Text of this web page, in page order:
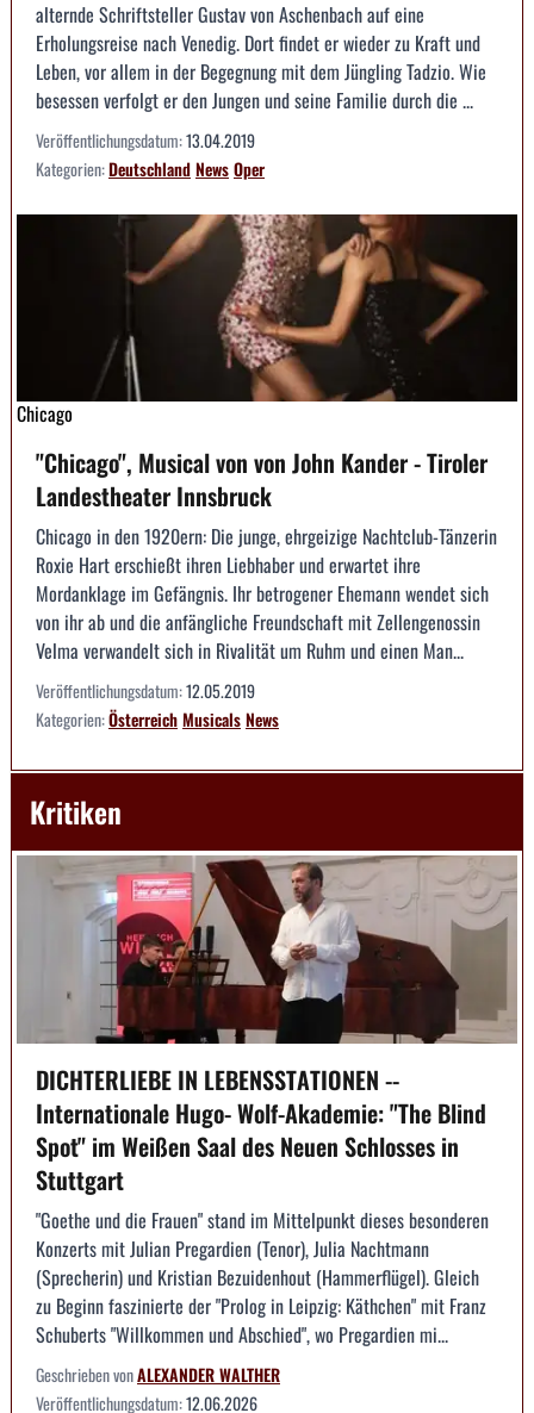
alternde Schriftsteller Gustav von Aschenbach auf eine
Erholungsreise nach Venedig. Dort findet er wieder zu Kraft und
Leben, vor allem in der Begegnung mit dem Jüngling Tadzio. Wie
besessen verfolgt er den Jungen und seine Familie durch die ...
Veröffentlichungsdatum:13.04.2019
Kategorien:DeutschlandNewsOper
Chicago
"Chicago", Musical von von John Kander - Tiroler
Landestheater Innsbruck
Chicago in den 1920ern: Die junge, ehrgeizige Nachtclub-Tänzerin
Roxie Hart erschießt ihren Liebhaber und erwartet ihre
Mordanklage im Gefängnis. Ihr betrogener Ehemann wendet sich
von ihr ab und die anfängliche Freundschaft mit Zellengenossin
Velma verwandelt sich in Rivalität um Ruhm und einen Man...
Veröffentlichungsdatum:12.05.2019
Kategorien:ÖsterreichMusicalsNews
Kritiken
DICHTERLIEBE IN LEBENSSTATIONEN --
Internationale Hugo- Wolf-Akademie: "The Blind
Spot" im Weißen Saal des Neuen Schlosses in
Stuttgart
"Goethe und die Frauen" stand im Mittelpunkt dieses besonderen
Konzerts mit Julian Pregardien (Tenor), Julia Nachtmann
(Sprecherin) und Kristian Bezuidenhout (Hammerflügel). Gleich
zu Beginn faszinierte der "Prolog in Leipzig: Käthchen" mit Franz
Schuberts "Willkommen und Abschied", wo Pregardien mi...
Geschrieben vonALEXANDER WALTHER
Veröffentlichungsdatum:12.06.2026